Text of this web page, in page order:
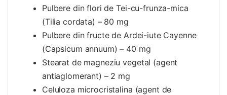
Pulbere din flori de Tei-cu-frunza-mica
(Tilia cordata) – 80 mg
Pulbere din fructe de Ardei-iute Cayenne
(Capsicum annuum) – 40 mg
Stearat de magneziu vegetal (agent
antiaglomerant) – 2 mg
Celuloza microcristalina (agent de